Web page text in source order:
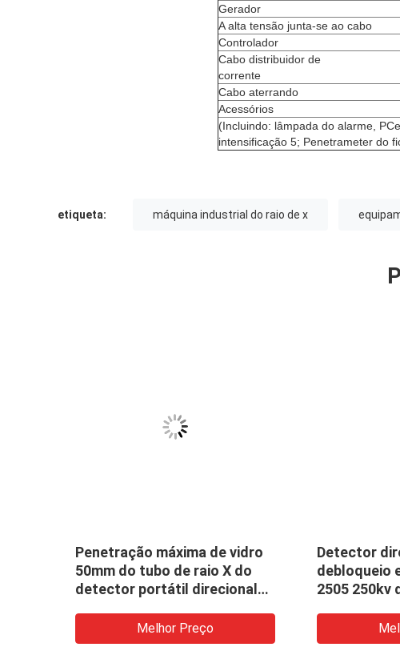
Gerador
A alta tensão junta-se ao cabo
Controlador
Cabo distribuidor de
corrente
Cabo aterrando
Acessórios
(Incluindo: lâmpada do alarme,
intensificação 5; Penetrameter do
etiqueta: máquina industrial do raio de x
Penetração máxima de vidro
50mm do tubo de raio X do
detector portátil direcional
Melhor Preço
Detector
debloqueio
2505 250kv